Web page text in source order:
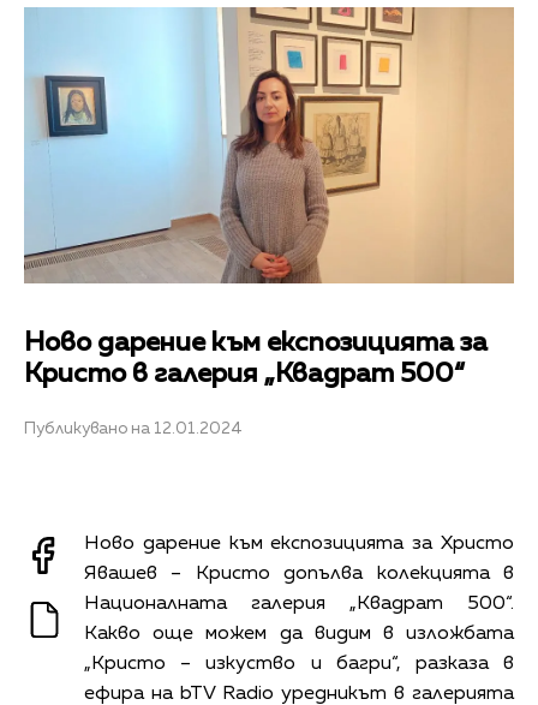
Ново дарение към експозицията за
Кристо в галерия „Квадрат 500“
Публикувано на 12.01.2024
Ново дарение към експозицията за Христо
Явашев – Кристо допълва колекцията в
Националната галерия „Квадрат 500“.
Какво още можем да видим в изложбата
„Кристо – изкуство и багри“, разказа в
ефира на bTV Radio уредникът в галерията